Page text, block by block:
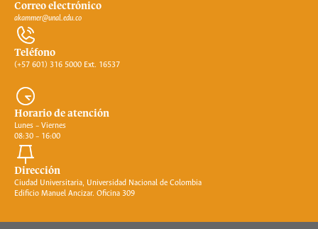
Correo electrónico
akammer@unal.edu.co
Teléfono
(+57 601) 316 5000 Ext. 16537
Horario de atención
Lunes – Viernes
08:30 – 16:00
Dirección
Ciudad Universitaria, Universidad Nacional de Colombia
Edificio Manuel Ancizar. Oficina 309